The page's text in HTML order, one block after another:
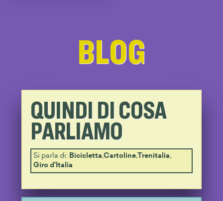
BLOG
QUINDI DI COSA
PARLIAMO
Si parla di: Bicicletta,Cartoline,Trenitalia,
Giro d'Italia